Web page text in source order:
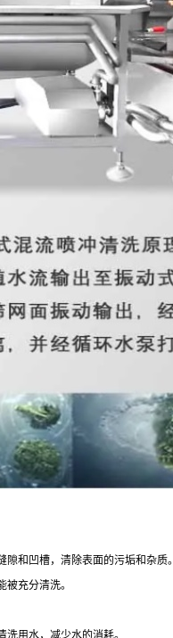
和凹槽，清除表面的污垢和杂质。
充分清洗。
用水，减少水的消耗。